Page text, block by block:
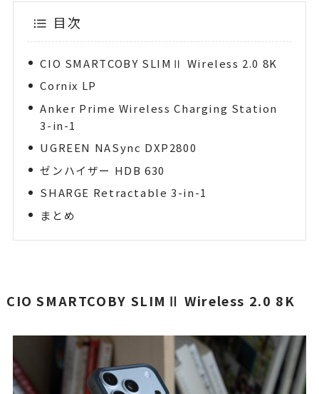
目次
CIO SMARTCOBY SLIMⅡ Wireless 2.0 8K
Cornix LP
Anker Prime Wireless Charging Station
3-in-1
UGREEN NASync DXP2800
ゼンハイザー HDB 630
SHARGE Retractable 3-in-1
まとめ
CIO SMARTCOBY SLIMⅡ Wireless 2.0 8K